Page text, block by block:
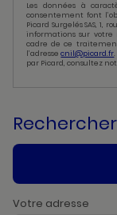
Les données à
consentement font
Picard Surgelés SAS, 1,
informations sur votre
cadre de ce
l’adressecnil@picard.fr
par Picard, consultez
Votre adresse